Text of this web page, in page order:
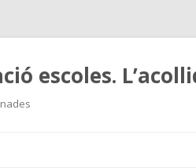
escoles.